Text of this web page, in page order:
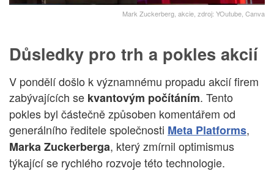
Mark Zuckerberg, akcie, zdroj: YOutube, Canva
Důsledky pro trh a pokles akcií
V pondělí došlo k významnému propadu akcií firem
zabývajících se kvantovým počítáním. Tento
pokles byl částečně způsoben komentářem od
generálního ředitele společnosti Meta Platforms,
Marka Zuckerberga, který zmírnil optimismus
týkající se rychlého rozvoje této technologie.